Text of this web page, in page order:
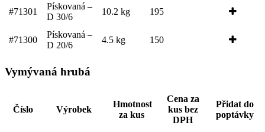
#71301
Pískovaná –
D 30/6
10.2 kg 195
#71300
Pískovaná –
D 20/6
4.5 kg 150
Vymývaná hrubá
Číslo Výrobek
Hmotnost
za kus
Cena za
kus bez
DPH
Přidat do
poptávky